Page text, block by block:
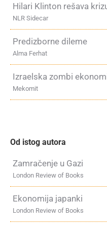
Hilari Klinton rešava
NLR Sidecar
Predizborne dileme
Alma Ferhat
Izraelska zombi
Mekomit
Od istog autora
Zamračenje u Gazi
London Review of Books
Ekonomija japanki
London Review of Books